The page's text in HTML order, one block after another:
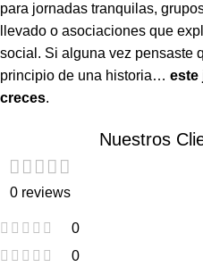
para jornadas tranquilas,
llevado o asociaciones que
social. Si alguna vez pensaste
principio de una historia… este
creces.
Nuestros
0 reviews
0
0